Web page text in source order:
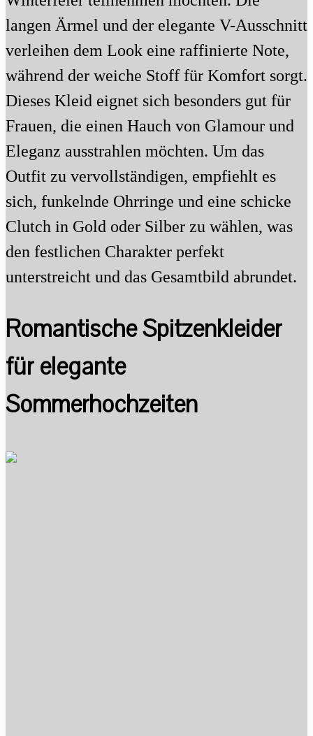
langen Ärmel und der elegante V-Ausschnitt
verleihen dem Look eine raffinierte Note,
während der weiche Stoff für Komfort sorgt.
Dieses Kleid eignet sich besonders gut für
Frauen, die einen Hauch von Glamour und
Eleganz ausstrahlen möchten. Um das
Outfit zu vervollständigen, empfiehlt es
sich, funkelnde Ohrringe und eine schicke
Clutch in Gold oder Silber zu wählen, was
den festlichen Charakter perfekt
unterstreicht und das Gesamtbild abrundet.
Romantische Spitzenkleider
für elegante
Sommerhochzeiten